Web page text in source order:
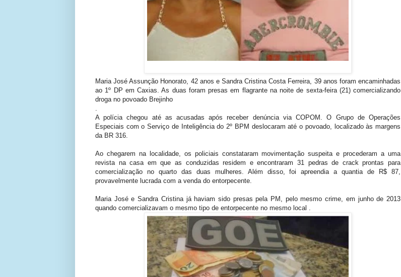
Maria José Assunção Honorato, 42 anos e Sandra Cristina Costa Ferreira, 39 anos foram encaminhadas
ao 1º DP em Caxias. As duas foram presas em flagrante na noite de sexta-feira (21) comercializando
droga no povoado Brejinho
A polícia chegou até as acusadas após receber denúncia via COPOM. O Grupo de Operações
Especiais com o Serviço de Inteligência do 2º BPM deslocaram até o povoado, localizado às margens
da BR 316.
Ao chegarem na localidade, os policiais constataram movimentação suspeita e procederam a uma
revista na casa em que as conduzidas residem e encontraram 31 pedras de crack prontas para
comercialização no quarto das duas mulheres. Além disso, foi apreendia a quantia de R$ 87,
provavelmente lucrada com a venda do entorpecente.
Maria José e Sandra Cristina já haviam sido presas pela PM, pelo mesmo crime, em junho de 2013
quando comercializavam o mesmo tipo de entorpecente no mesmo local .